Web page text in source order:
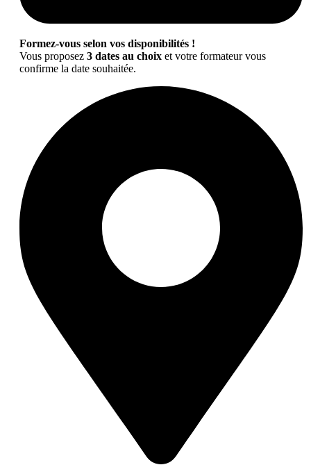
Formez-vous selon vos disponibilités !
Vous proposez 3 dates au choix et votre formateur vous
confirme la date souhaitée.